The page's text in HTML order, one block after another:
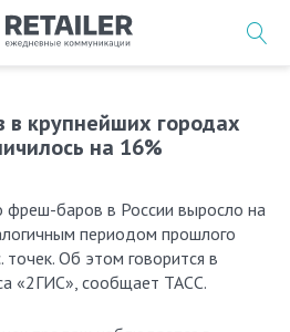
крупнейших городах
на 16%
периодом прошлого
Об этом говорится в
«2ГИС», сообщает ТАСС.